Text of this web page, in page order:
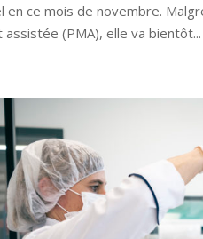
en ce mois de novembre.
assistée (PMA), elle va bientôt...